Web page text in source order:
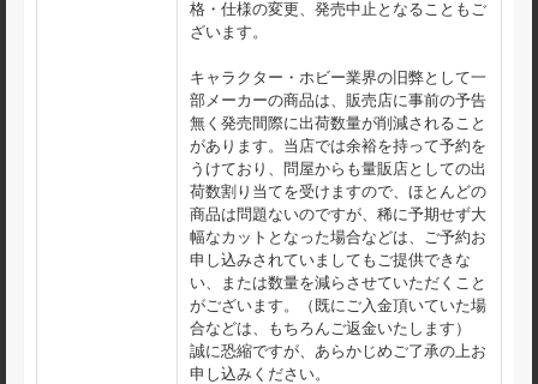
格・仕様の変更、発売中止となることもご
ざいます。
キャラクター・ホビー業界の旧弊として一
部メーカーの商品は、販売店に事前の予告
無く発売間際に出荷数量が削減されること
があります。当店では余裕を持って予約を
うけており、問屋からも量販店としての出
荷数割り当てを受けますので、ほとんどの
商品は問題ないのですが、稀に予期せず大
幅なカットとなった場合などは、ご予約お
申し込みされていましてもご提供できな
い、または数量を減らさせていただくこと
がございます。（既にご入金頂いていた場
合などは、もちろんご返金いたします）
誠に恐縮ですが、あらかじめご了承の上お
申し込みください。